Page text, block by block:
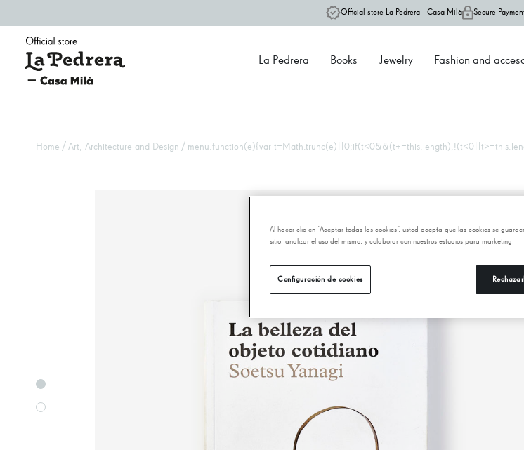
Official store La Pedrera - Casa Milà Secure
La Pedrera Books Jewelry Fashion and
Home / Art, Architecture and Design / menu.function(e){var
Al hacer clic en “Aceptar todas las cookies”, usted acepta que las cookies se
sitio, analizar el uso del mismo, y colaborar con nuestros estudios para marketing.
Configuración de cookies